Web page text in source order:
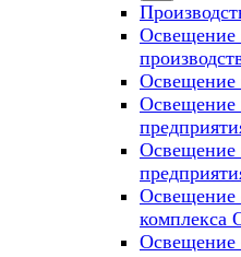
Освещение
Освещение
Освещение
Освещение
Освещение